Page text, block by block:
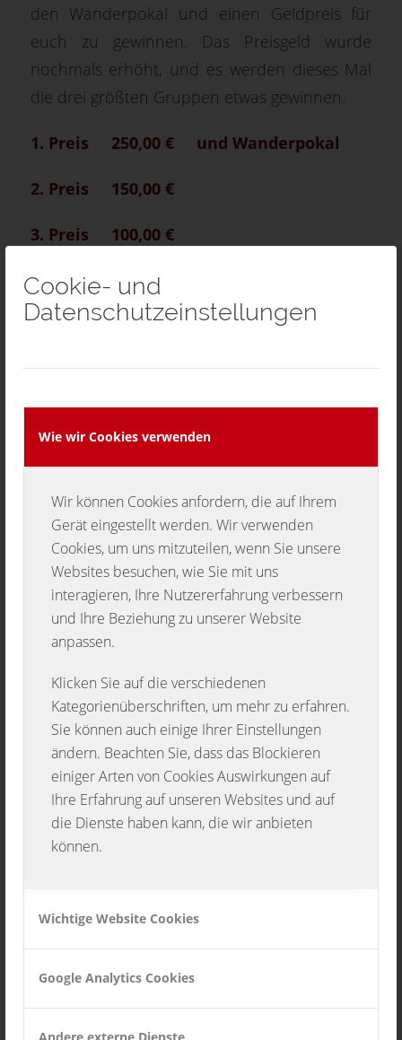
Cookie- und
Datenschutzeinstellungen
Wie wir Cookies verwenden
Wir können Cookies anfordern, die auf Ihrem
Gerät eingestellt werden. Wir verwenden
Cookies, um uns mitzuteilen, wenn Sie unsere
Websites besuchen, wie Sie mit uns
interagieren, Ihre Nutzererfahrung verbessern
und Ihre Beziehung zu unserer Website
anpassen.
Klicken Sie auf die verschiedenen
Kategorienüberschriften, um mehr zu erfahren.
Sie können auch einige Ihrer Einstellungen
ändern. Beachten Sie, dass das Blockieren
einiger Arten von Cookies Auswirkungen auf
Ihre Erfahrung auf unseren Websites und auf
die Dienste haben kann, die wir anbieten
können.
Wichtige Website Cookies
Google Analytics Cookies
Andere externe Dienste
den Wanderpokal und einen Geldpreis für
euch zu gewinnen. Das Preisgeld wurde
nochmals erhöht, und es werden dieses Mal
die drei größten Gruppen etwas gewinnen.
1. Preis 250,00 € und Wanderpokal
2. Preis 150,00 €
3. Preis 100,00 €
Mitmachen lohnt sich also !
Gespielt werden um 20:00 Uhr die
Bozner Bergsteiger-Marsch, arr. Sepp
TANZER
Auf der Vogelwiese, arr. Franz Bummerl
Wir Musikanten, arr. Kurt Gäble
Unser Schwabenland, arr. Siegfried Rundel
( Bitte entsprechende Noten falls notwendig
mitbringen )
Um für den richtigen Ansatz zu sorgen erhält
jeder Musiker der sich kurz persönlich vor Ort
anmeldet ein Freigetränk.
Für weitere Stimmung an diesem Abend
sorgen dieses Jahr die Stadtkapelle
Wiesenstetten. Da es schon fast zum
die Musketiere besonders auf alle Gäste die in